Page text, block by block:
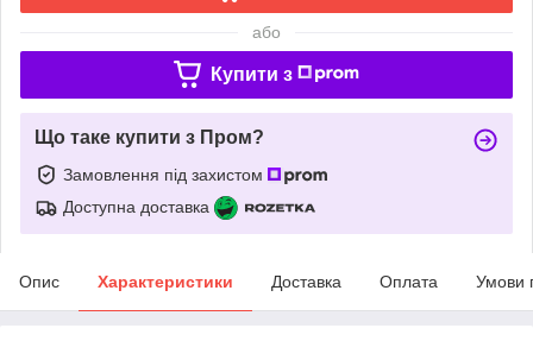
або
Купити з
Що таке купити з Пром?
Замовлення під захистом
Доступна доставка
Опис Характеристики Доставка Оплата Умови